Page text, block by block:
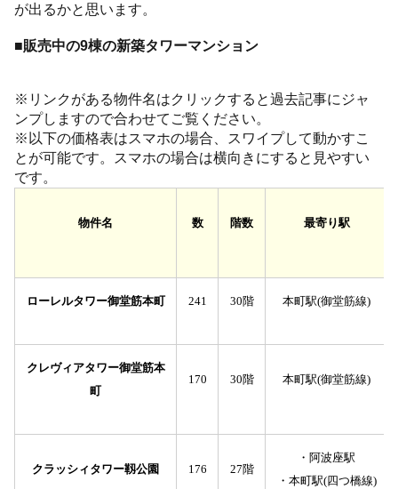
が出るかと思います。
■販売中の9棟の新築タワーマンション
※リンクがある物件名はクリックすると過去記事にジャ
ンプしますので合わせてご覧ください。
※以下の価格表はスマホの場合、スワイプして動かすこ
とが可能です。スマホの場合は横向きにすると見やすい
です。
物件名 数 階数 最寄り駅
ローレルタワー御堂筋本町 241 30階 本町駅(御堂筋線)
クレヴィアタワー御堂筋本
町
170 30階 本町駅(御堂筋線)
クラッシィタワー靱公園 176 27階
・阿波座駅
・本町駅(四つ橋線)